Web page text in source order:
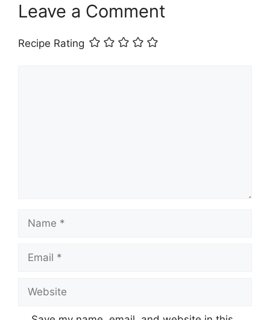
Leave a Comment
Recipe Rating
Name
Email
Website